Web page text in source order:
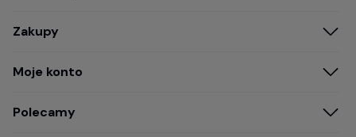
Zakupy
Moje konto
Polecamy